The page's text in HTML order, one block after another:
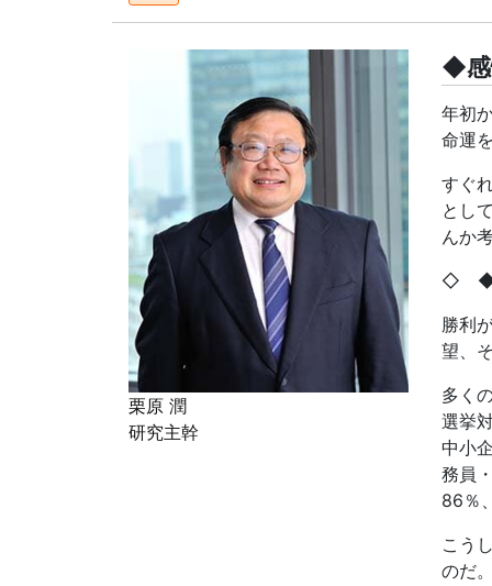
栗原 潤
研究主幹
◆感
年初
命運
すぐ
とし
んか
◇
勝利
望、
多く
選挙
中小
務員
86 ％
こう
のだ